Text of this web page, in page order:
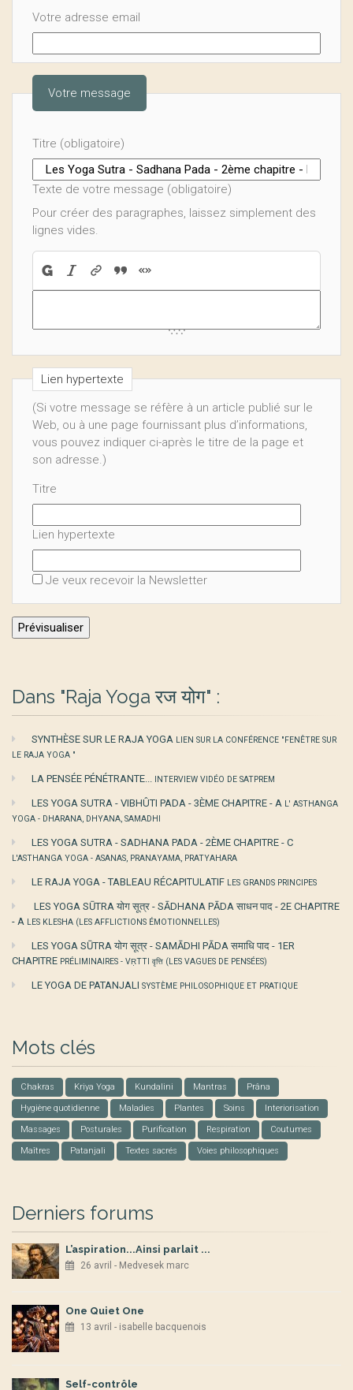
Votre adresse email
Votre message
Titre (obligatoire)
Texte de votre message (obligatoire)
Pour créer des paragraphes, laissez simplement des
lignes vides.
Lien hypertexte
(Si votre message se réfère à un article publié sur le
Web, ou à une page fournissant plus d’informations,
vous pouvez indiquer ci-après le titre de la page et
son adresse.)
Titre
Lien hypertexte
Je veux recevoir la Newsletter
Dans "Raja Yoga रज योग" :
SYNTHÈSE SUR LE RAJA YOGA LIEN SUR LA CONFÉRENCE "FENÊTRE SUR
LE RAJA YOGA "
LA PENSÉE PÉNÉTRANTE... INTERVIEW VIDÉO DE SATPREM
LES YOGA SUTRA - VIBHÛTI PADA - 3ÈME CHAPITRE - A L' ASTHANGA
YOGA - DHARANA, DHYANA, SAMADHI
LES YOGA SUTRA - SADHANA PADA - 2ÈME CHAPITRE - C
L'ASTHANGA YOGA - ASANAS, PRANAYAMA, PRATYAHARA
LE RAJA YOGA - TABLEAU RÉCAPITULATIF LES GRANDS PRINCIPES
LES YOGA SŪTRA योग सूत्र - SĀDHANA PĀDA साधन पाद - 2E CHAPITRE
- A LES KLESHA (LES AFFLICTIONS ÉMOTIONNELLES)
LES YOGA SŪTRA योग सूत्र - SAMĀDHI PĀDA समाधि पाद - 1ER
CHAPITRE PRÉLIMINAIRES - VṚTTI वृत्ति (LES VAGUES DE PENSÉES)
LE YOGA DE PATANJALI SYSTÈME PHILOSOPHIQUE ET PRATIQUE
Mots clés
Chakras Kriya Yoga Kundalini Mantras Prâna
Hygiène quotidienne Maladies Plantes Soins Interiorisation
Massages Posturales Purification Respiration Coutumes
Maîtres Patanjali Textes sacrés Voies philosophiques
Derniers forums
L’aspiration...Ainsi parlait ...
26 avril - Medvesek marc
One Quiet One
13 avril - isabelle bacquenois
Self-contrôle